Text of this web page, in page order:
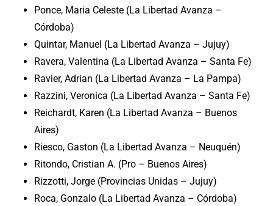
Ponce, Maria Celeste (La Libertad Avanza –
Córdoba)
Quintar, Manuel (La Libertad Avanza – Jujuy)
Ravera, Valentina (La Libertad Avanza – Santa Fe)
Ravier, Adrian (La Libertad Avanza – La Pampa)
Razzini, Veronica (La Libertad Avanza – Santa Fe)
Reichardt, Karen (La Libertad Avanza – Buenos
Aires)
Riesco, Gaston (La Libertad Avanza – Neuquén)
Ritondo, Cristian A. (Pro – Buenos Aires)
Rizzotti, Jorge (Provincias Unidas – Jujuy)
Roca, Gonzalo (La Libertad Avanza – Córdoba)